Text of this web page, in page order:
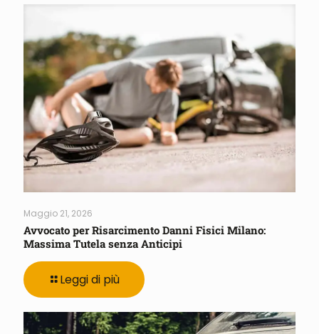
Maggio 21, 2026
Avvocato per Risarcimento Danni Fisici Milano:
Massima Tutela senza Anticipi
Leggi di più